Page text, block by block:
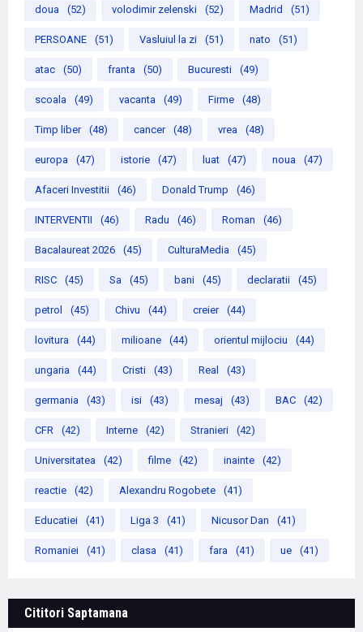
doua (52) volodimir zelenski (52) Madrid (51)
PERSOANE (51) Vasluiul la zi (51) nato (51)
atac (50) franta (50) Bucuresti (49)
scoala (49) vacanta (49) Firme (48)
Timp liber (48) cancer (48) vrea (48)
europa (47) istorie (47) luat (47) noua (47)
Afaceri Investitii (46) Donald Trump (46)
INTERVENTII (46) Radu (46) Roman (46)
Bacalaureat 2026 (45) CulturaMedia (45)
RISC (45) Sa (45) bani (45) declaratii (45)
petrol (45) Chivu (44) creier (44)
lovitura (44) milioane (44) orientul mijlociu (44)
ungaria (44) Cristi (43) Real (43)
germania (43) isi (43) mesaj (43) BAC (42)
CFR (42) Interne (42) Stranieri (42)
Universitatea (42) filme (42) inainte (42)
reactie (42) Alexandru Rogobete (41)
Educatiei (41) Liga 3 (41) Nicusor Dan (41)
Romaniei (41) clasa (41) fara (41) ue (41)
Cititori Saptamana